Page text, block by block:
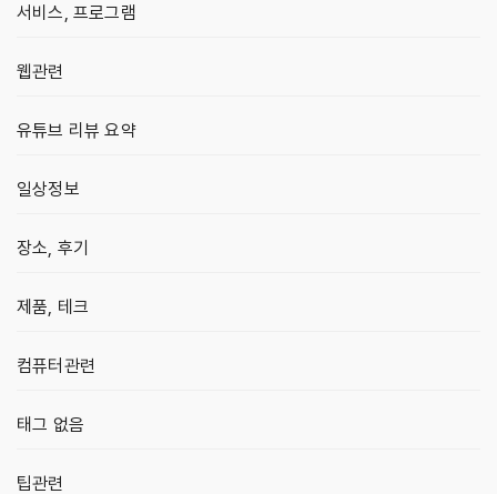
서비스, 프로그램
웹관련
유튜브 리뷰 요약
일상정보
장소, 후기
제품, 테크
컴퓨터관련
태그 없음
팁관련